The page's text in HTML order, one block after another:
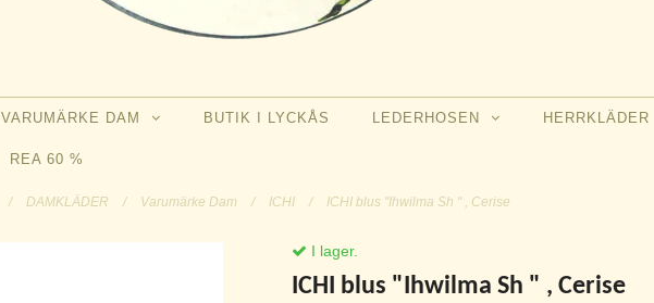
VARUMÄRKE DAM BUTIK I LYCKÅS LEDERHOSEN HERRKLÄDER
REA 60 %
/ DAMKLÄDER / Varumärke Dam / ICHI / ICHI blus "Ihwilma Sh " , Cerise
I lager.
ICHI blus "Ihwilma Sh " , Cerise